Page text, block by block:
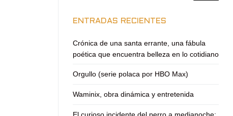
ENTRADAS RECIENTES
Crónica de una santa errante, una fábula
poética que encuentra belleza en lo cotidiano
Orgullo (serie polaca por HBO Max)
Waminix, obra dinámica y entretenida